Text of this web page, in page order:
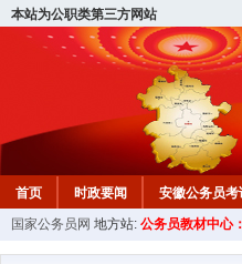
本站为公职类第三方网站
首页 时政要闻 安徽公务员考
安徽公务员行测试题 在线咨询
国家公务员网 地方站: 公务员教材中心